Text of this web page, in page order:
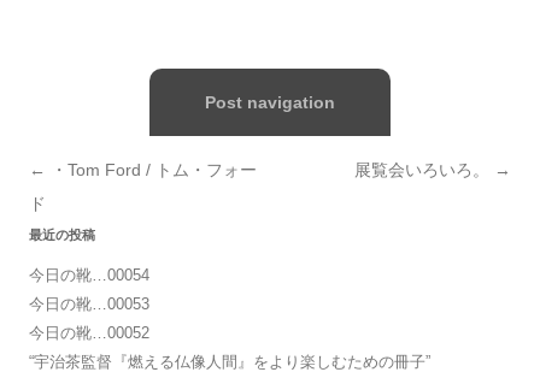
Post navigation
←
・Tom Ford / トム・フォー
ド
展覧会いろいろ。 →
最近の投稿
今日の靴…00054
今日の靴…00053
今日の靴…00052
“宇治茶監督『燃える仏像人間』をより楽しむための冊子”